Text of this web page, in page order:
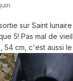
sur Saint
5! Pas mal de
54 cm, c'est aussi